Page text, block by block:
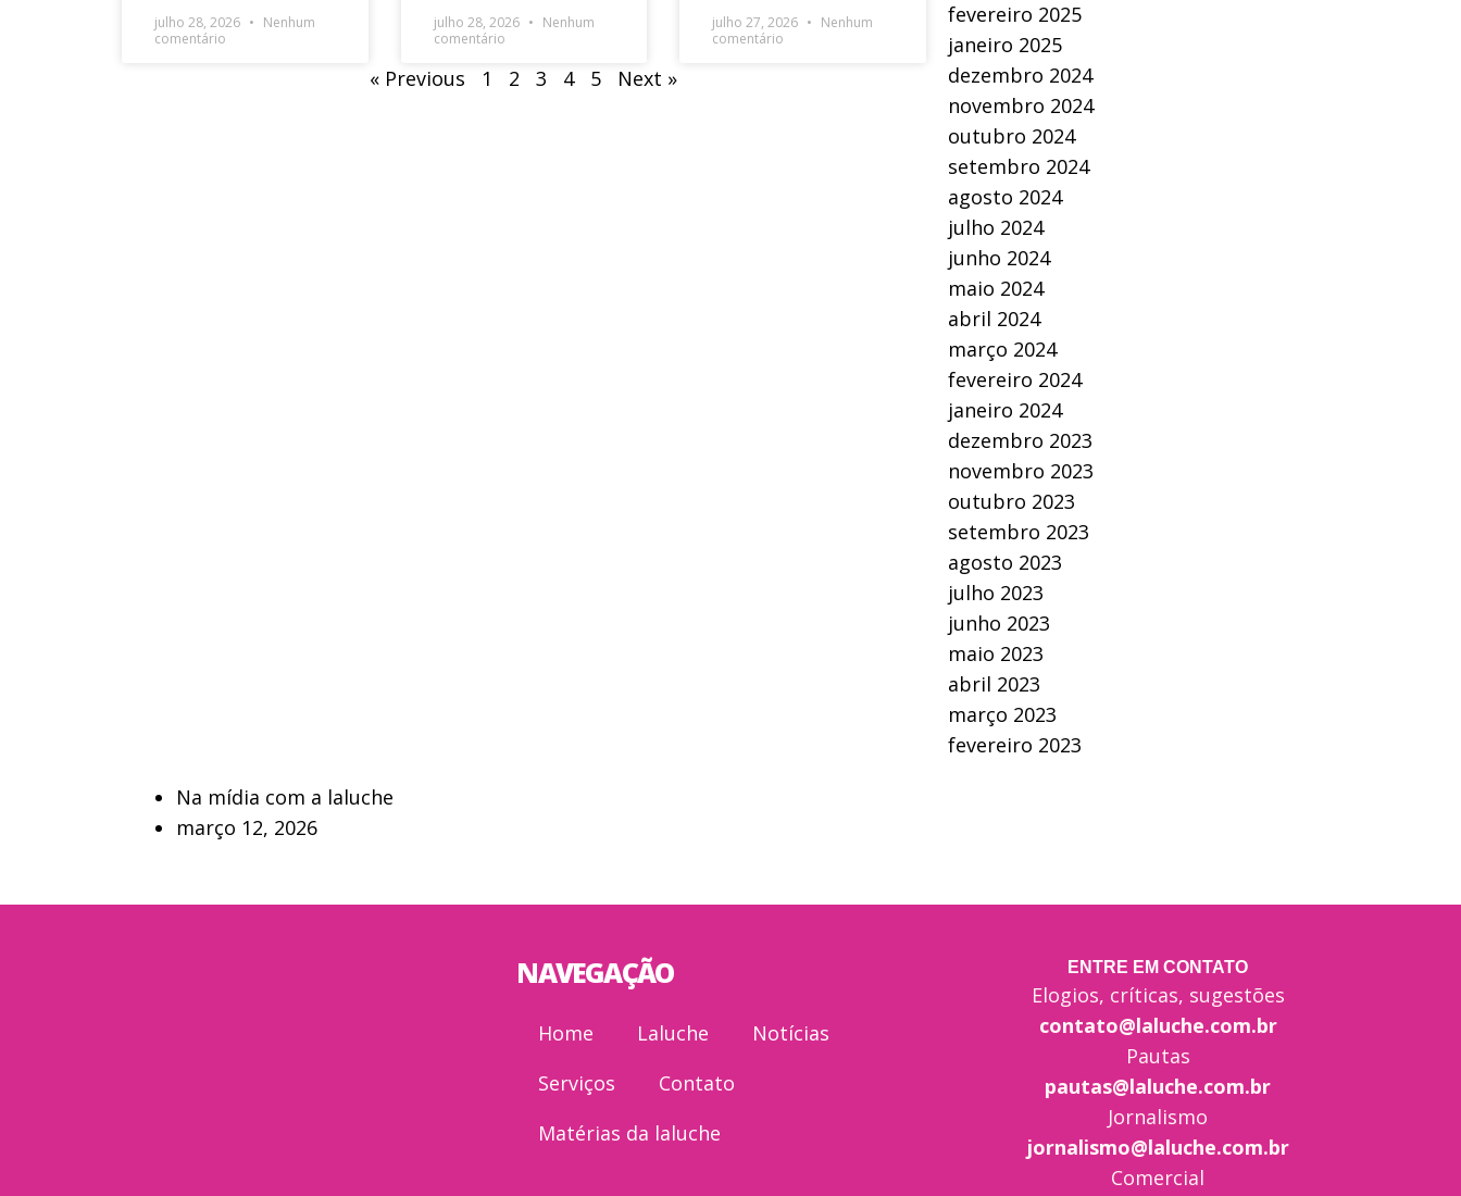
julho 28, 2026
Nenhum
comentário
julho 28, 2026
Nenhum
comentário
julho 27, 2026
Nenhum
comentário
« Previous 1 2 3 4 5 Next »
fevereiro 2025
janeiro 2025
dezembro 2024
novembro 2024
outubro 2024
setembro 2024
agosto 2024
julho 2024
junho 2024
maio 2024
abril 2024
março 2024
fevereiro 2024
janeiro 2024
dezembro 2023
novembro 2023
outubro 2023
setembro 2023
agosto 2023
julho 2023
junho 2023
maio 2023
abril 2023
março 2023
fevereiro 2023
Na mídia com a laluche
março 12, 2026
NAVEGAÇÃO
Home Laluche
Notícias
Serviços
Contato
Matérias da laluche
ENTRE EM CONTATO
Elogios, críticas, sugestões
contato@laluche.com.br
Pautas
pautas@laluche.com.br
Jornalismo
jornalismo@laluche.com.br
Comercial